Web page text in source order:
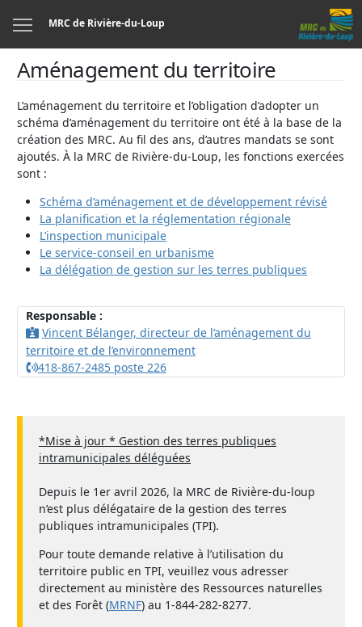
MRC de Rivière-du-Loup
Aménagement du territoire
L’aménagement du territoire et l’obligation d’adopter un
schéma d’aménagement du territoire ont été à la base de la
création des MRC. Au fil des ans, d’autres mandats se sont
ajoutés. À la MRC de Rivière-du-Loup, les fonctions exercées
sont :
Schéma d’aménagement et de développement révisé
La planification et la réglementation régionale
L’inspection municipale
Le service-conseil en urbanisme
La délégation de gestion sur les terres publiques
Responsable :
Vincent Bélanger, directeur de l’aménagement du
territoire et de l’environnement
418-867-2485 poste 226
*Mise à jour * Gestion des terres publiques
intramunicipales déléguées
Depuis le 1er avril 2026, la MRC de Rivière-du-loup
n’est plus délégataire de la gestion des terres
publiques intramunicipales (TPI).
Pour toute demande relative à l’utilisation du
territoire public en TPI, veuillez vous adresser
directement au ministère des Ressources naturelles
et des Forêt (MRNF) au 1-844-282-8277.